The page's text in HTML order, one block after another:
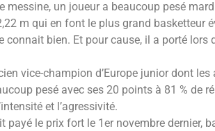
messine, un joueur a beaucoup pesé
m qui en font le plus grand basketteur
connait bien. Et pour cause, il a porté lors
vice-champion d’Europe junior dont
pesé avec ses 20 points à 81 % de
et l’agressivité.
payé le prix fort le 1er novembre dernier,